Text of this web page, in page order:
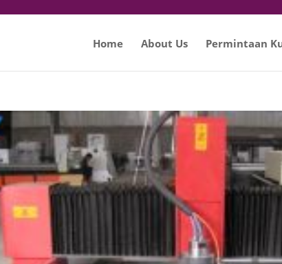
Home About Us Permintaan